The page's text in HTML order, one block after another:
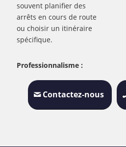
souvent planifier des
arrêts en cours de route
ou choisir un itinéraire
spécifique.
Professionnalisme :
Contactez-nous